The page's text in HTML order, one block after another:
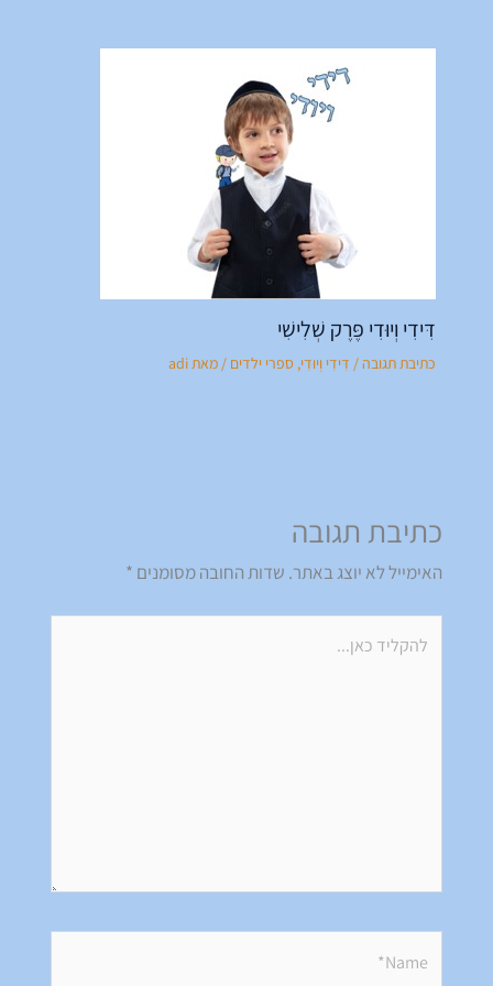
דִּידִי וְיוּדִי פֶּרֶק שְׁלִישִׁי
כתיבת תגובה/ דִּידִי וְיוּדִי, ספרי ילדים / מאתadi
כתיבת תגובה
האימייל לא יוצג באתר. שדות החובה מסומנים *